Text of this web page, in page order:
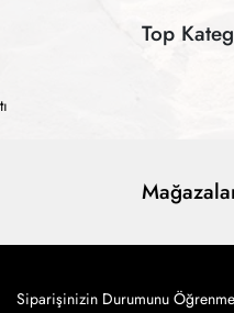
Top
Siparişinizin Durumunu